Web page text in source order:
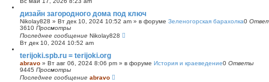
к
дизайн загородного дома под ключ
Nikolay828 » Вт дек 10, 2024 10:52 am » в форуме Зеленогорская барахолка0
3610 Просмотры
Последнее сообщение Nikolay828
Вт дек 10, 2024 10:52 am
terijoki.spb.ru = terijoki.org
abravo » Вт авг 06, 2024 8:06 pm » в форуме История и краеведение0 Ответы
9445 Просмотры
Последнее сообщение abravo